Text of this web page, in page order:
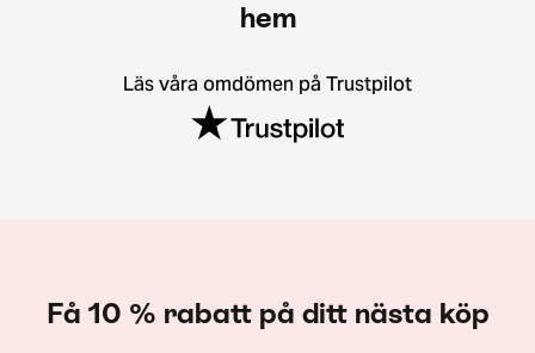
hem
Läs våra omdömen på Trustpilot
Få 10 % rabatt på ditt nästa köp